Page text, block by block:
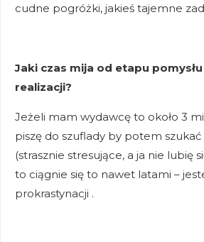
cudne pogróżki, jakieś tajemne
Jaki czas mija od etapu
realizacji?
Jeżeli mam wydawcę to około 3
piszę do szuflady by potem
(strasznie stresujące, a ja nie lubię
to ciągnie się to nawet latami –
prokrastynacji .